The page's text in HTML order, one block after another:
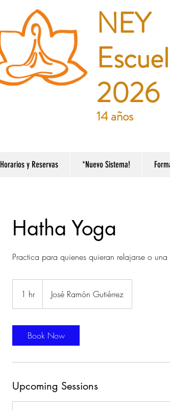
NEY
2026
14 años
Horarios y Reservas *Nuevo Sistema!
Hatha Yoga
Practica para quienes quieran relajarse o
1 hr1
h
José Ramón Gutiérrez
Book Now
Upcoming Sessions